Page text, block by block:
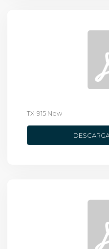
TX-915 New